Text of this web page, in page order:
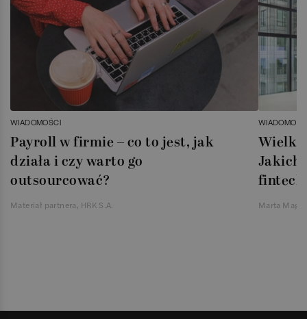
WIADOMOŚCI
Payroll w firmie – co to jest, jak
działa i czy warto go
outsourcować?
Materiał partnera, HRK S.A.
Jakich
Marta